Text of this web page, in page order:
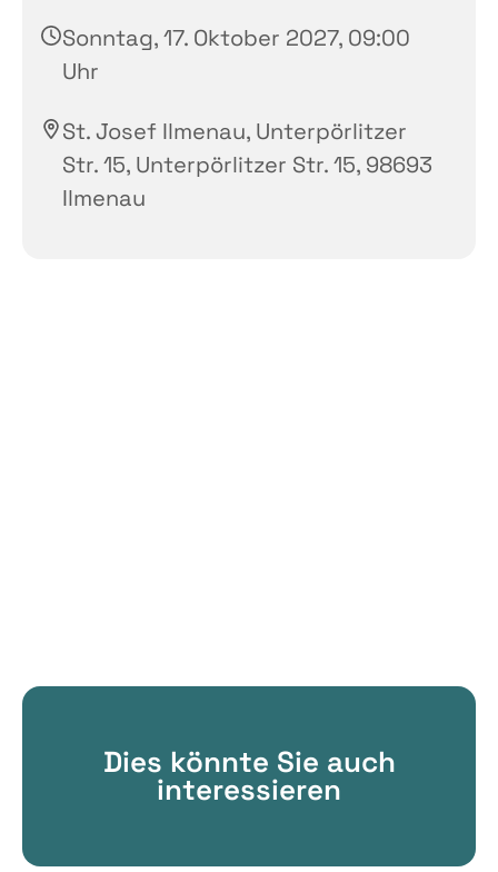
Sonntag, 17. Oktober 2027, 09:00
Uhr
St. Josef Ilmenau, Unterpörlitzer
Str. 15, Unterpörlitzer Str. 15, 98693
Ilmenau
Dies könnte Sie auch
interessieren